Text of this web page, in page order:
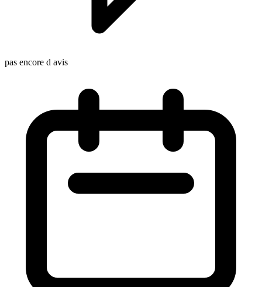
pas encore d avis